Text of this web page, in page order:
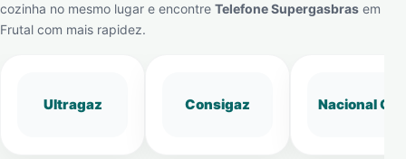
cozinha no mesmo lugar e encontre Telefone Supergasbras em
Frutal com mais rapidez.
Ultragaz Consigaz Nacional Gás